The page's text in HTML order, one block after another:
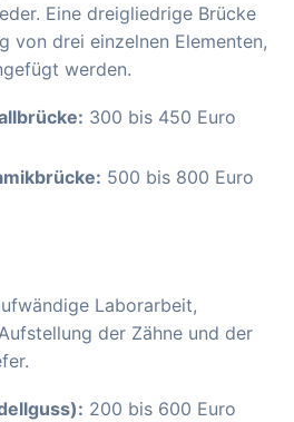
Eine dreigliedrige Brücke
von drei einzelnen Elementen,
werden.
300 bis 450 Euro
500 bis 800 Euro
Laborarbeit,
der Zähne und der
200 bis 600 Euro